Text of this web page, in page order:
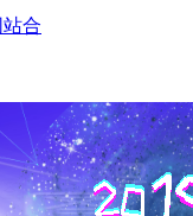
合